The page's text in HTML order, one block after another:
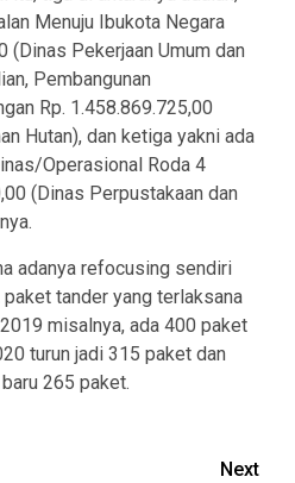
Menuju Ibukota Negara
(Dinas Pekerjaan Umum dan
Pembangunan
Rp. 1.458.869.725,00
Hutan), dan ketiga yakni ada
Operasional Roda 4
(Dinas Perpustakaan dan
adanya refocusing sendiri
paket tander yang terlaksana
misalnya, ada 400 paket
turun jadi 315 paket dan
265 paket.
Next